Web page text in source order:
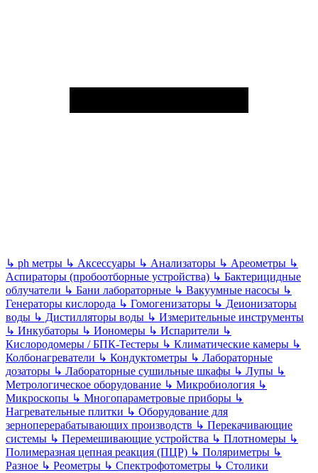
↳ ph метры ↳ Аксессуары ↳ Анализаторы ↳ Ареометры ↳
Аспираторы (пробоотборные устройства) ↳ Бактерицидные
облучатели ↳ Бани лабораторные ↳ Вакуумные насосы ↳
Генераторы кислорода ↳ Гомогенизаторы ↳ Деионизаторы
воды ↳ Дистилляторы воды ↳ Измерительные инструменты
↳ Инкубаторы ↳ Иономеры ↳ Испарители ↳
Кислородомеры / БПК-Тестеры ↳ Климатические камеры ↳
Колбонагреватели ↳ Кондуктометры ↳ Лабораторные
дозаторы ↳ Лабораторные сушильные шкафы ↳ Лупы ↳
Метрологическое оборудование ↳ Микробиология ↳
Микроскопы ↳ Многопараметровые приборы ↳
Нагревательные плитки ↳ Оборудование для
зерноперерабатывающих производств ↳ Перекачивающие
системы ↳ Перемешивающие устройства ↳ Плотномеры ↳
Полимеразная цепная реакция (ПЦР) ↳ Поляриметры ↳
Разное ↳ Реометры ↳ Спектрофотометры ↳ Столики